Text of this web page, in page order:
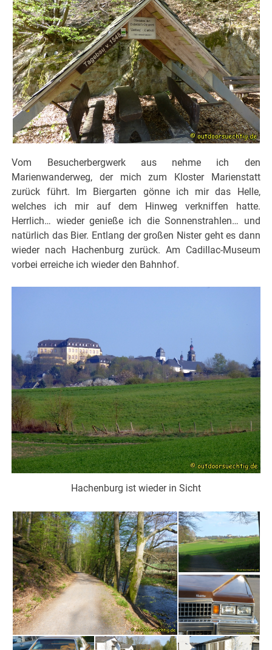
Vom Besucherbergwerk aus nehme ich den
Marienwanderweg, der mich zum Kloster Marienstatt
zurück führt. Im Biergarten gönne ich mir das Helle,
welches ich mir auf dem Hinweg verkniffen hatte.
Herrlich… wieder genieße ich die Sonnenstrahlen… und
natürlich das Bier. Entlang der großen Nister geht es dann
wieder nach Hachenburg zurück. Am Cadillac-Museum
vorbei erreiche ich wieder den Bahnhof.
Hachenburg ist wieder in Sicht